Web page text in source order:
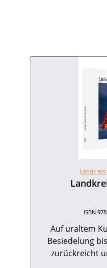
Landkreis
ISBN
Auf uraltem
Besiedelung
zurückreicht